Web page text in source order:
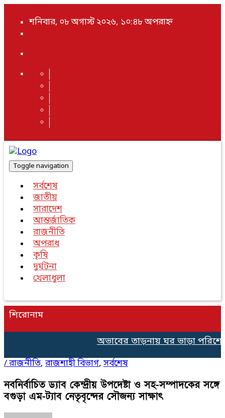
শনিবার, ০৮ অগাস্ট ২০২৬, ১০:৪৮ অপরাহ্ন
Toggle navigation
সর্বশেষ
জাতীয়
সারাদেশ
আন্তর্জাতিক
রাজনীতি
অপরাধ
কৃষি
দুর্ঘটনা
খেলাধুলা
শিরোনাম
অভাবের তাড়নায় ঘর ভাড়া
/রাজনীতি, রাজশাহী বিভাগ, সর্বশেষ
নবনির্বাচিত ড্যাব কেন্দ্রীয় উপদেষ্টা ও সহ-সম্পাদকের সঙ্গে
বগুড়া এম-ট্যাব নেতৃবৃন্দের সৌজন্য সাক্ষাৎ